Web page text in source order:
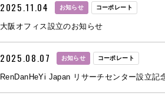
2025.11.04 お知らせ コーポレート
大阪オフィス設立のお知らせ
2025.08.07 お知らせ コーポレート
RenDanHeYi Japan リサーチセンター設立記